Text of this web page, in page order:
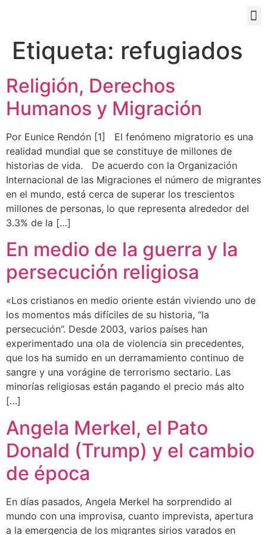
Etiqueta: refugiados
Religión, Derechos
Humanos y Migración
Por Eunice Rendón [1] El fenómeno migratorio es una
realidad mundial que se constituye de millones de
historias de vida. De acuerdo con la Organización
Internacional de las Migraciones el número de migrantes
en el mundo, está cerca de superar los trescientos
millones de personas, lo que representa alrededor del
3.3% de la […]
En medio de la guerra y la
persecución religiosa
«Los cristianos en medio oriente están viviendo uno de
los momentos más difíciles de su historia, “la
persecución”. Desde 2003, varios países han
experimentado una ola de violencia sin precedentes,
que los ha sumido en un derramamiento continuo de
sangre y una vorágine de terrorismo sectario. Las
minorías religiosas están pagando el precio más alto
[…]
Angela Merkel, el Pato
Donald (Trump) y el cambio
de época
En días pasados, Angela Merkel ha sorprendido al
mundo con una improvisa, cuanto imprevista, apertura
a la emergencia de los migrantes sirios varados en